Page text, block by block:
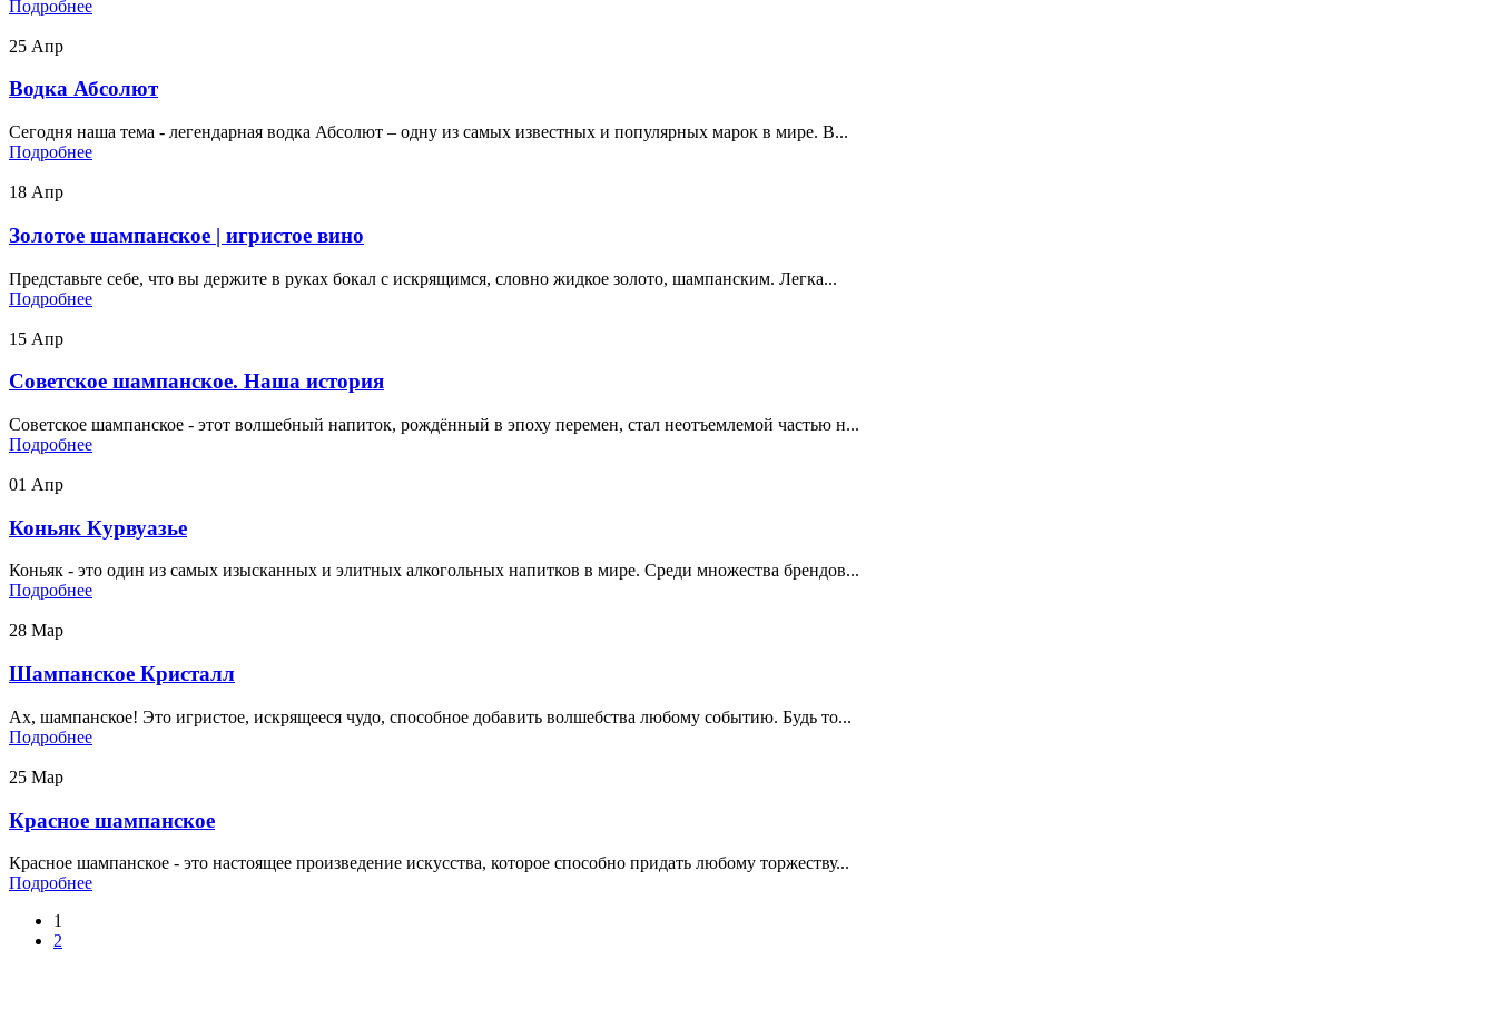
Подробнее
25 Апр
Водка Абсолют
Сегодня наша тема - легендарная водка Абсолют – одну из самых известных и популярных марок в мире. В...
Подробнее
18 Апр
Золотое шампанское | игристое вино
Представьте себе, что вы держите в руках бокал с искрящимся, словно жидкое золото, шампанским. Легка...
Подробнее
15 Апр
Советское шампанское. Наша история
Советское шампанское - этот волшебный напиток, рождённый в эпоху перемен, стал неотъемлемой частью н...
Подробнее
01 Апр
Коньяк Курвуазье
Коньяк - это один из самых изысканных и элитных алкогольных напитков в мире. Среди множества брендов...
Подробнее
28 Мар
Шампанское Кристалл
Ах, шампанское! Это игристое, искрящееся чудо, способное добавить волшебства любому событию. Будь то...
Подробнее
25 Мар
Красное шампанское
Красное шампанское - это настоящее произведение искусства, которое способно придать любому торжеству...
Подробнее
1
2